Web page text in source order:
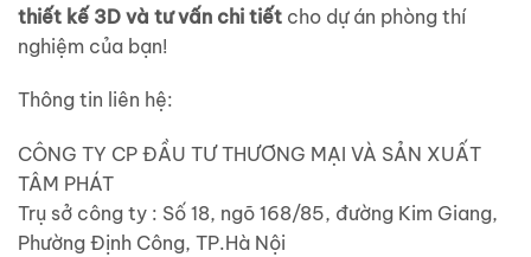
thiết kế 3D và tư vấn chi tiết cho dự án phòng thí
nghiệm của bạn!
Thông tin liên hệ:
CÔNG TY CP ĐẦU TƯ THƯƠNG MẠI VÀ SẢN XUẤT
TÂM PHÁT
Trụ sở công ty : Số 18, ngõ 168/85, đường Kim Giang,
Phường Định Công, TP.Hà Nội